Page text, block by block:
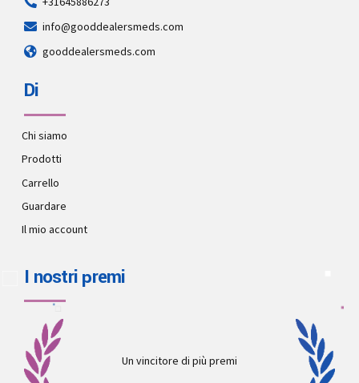
info@gooddealersmeds.com
gooddealersmeds.com
Di
Chi siamo
Prodotti
Carrello
Guardare
Il mio account
I nostri premi
Un vincitore di più premi